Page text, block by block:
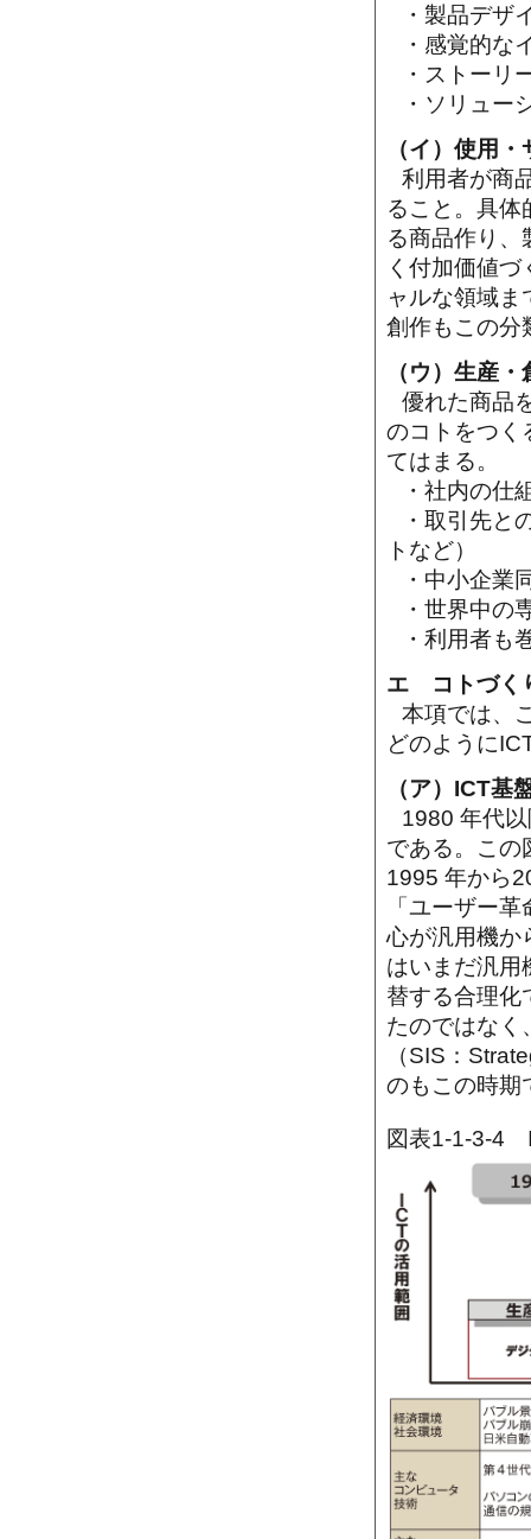
・製品デザ
・感覚的な
・ストーリ
・ソリュー
（イ）使用
利用者が商
ること。具体
る商品作り、
く付加価値
ャルな領域
創作もこの分
（ウ）生産
優れた商品
のコトをつく
てはまる。
・社内の仕
・取引先と
トなど）
・中小企業
・世界中の
・利用者も
エ コトづく
本項では、
どのように
（ア）ICT基
1980 年代
である。この
1995 年から
「ユーザー
心が汎用機か
はいまだ汎用
替する合理化
たのではなく
（SIS：
のもこの時期
図表1-1-3-4